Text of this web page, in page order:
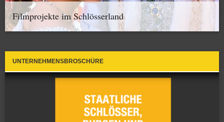
Filmprojekte im Schlösserland
UNTERNEHMENSBROSCHÜRE